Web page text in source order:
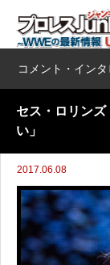
コメント・イン
セス・ロリン
い」
2017.06.08